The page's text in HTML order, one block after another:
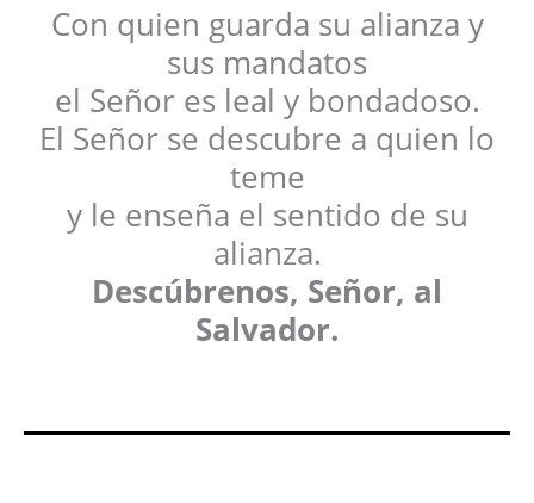
Con quien guarda su alianza y
sus mandatos
el Señor es leal y bondadoso.
El Señor se descubre a quien lo
teme
y le enseña el sentido de su
alianza.
Descúbrenos, Señor, al
Salvador.